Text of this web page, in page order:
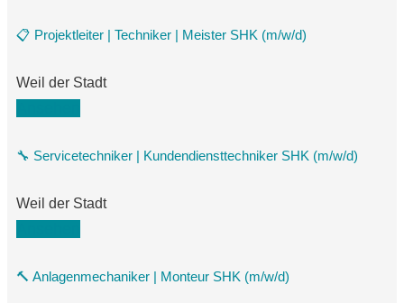
📋 Projektleiter | Techniker | Meister SHK (m/w/d)
Weil der Stadt
🔧 Servicetechniker | Kundendiensttechniker SHK (m/w/d)
Weil der Stadt
🔨 Anlagenmechaniker | Monteur SHK (m/w/d)